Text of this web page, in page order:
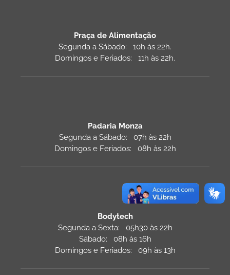
Praça de Alimentação
Segunda a Sábado: 10h às 22h.
Domingos e Feriados: 11h às 22h.
Padaria Monza
Segunda a Sábado: 07h às 22h
Domingos e Feriados: 08h às 22h
Bodytech
Segunda a Sexta: 05h30 às 22h
Sábado: 08h às 16h
Domingos e Feriados: 09h às 13h